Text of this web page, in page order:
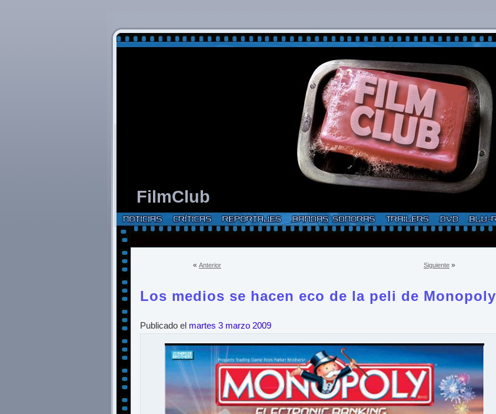
FilmClub
Siguiente »
« Anterior
Los medios se hacen eco de la peli de Monopoly
Publicado el martes 3 marzo 2009